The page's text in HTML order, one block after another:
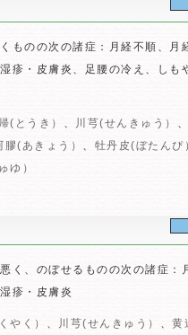
ものの次の諸症：月経不順、月
疹・皮膚炎、足腰の冷え、しも
(とうき） 、 川芎(せんきゅう） 、
膠(あきょう） 、 牡丹皮(ぼたんぴ
ゆ）
く、のぼせるものの次の諸症：
疹・皮膚炎
やく） 、 川芎(せんきゅう） 、 黄